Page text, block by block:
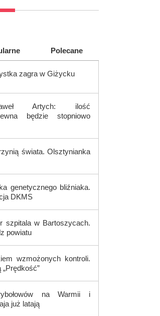
Polecane
zagra w Giżycku
Artych: ilość
będzie stopniowo
świata. Olsztynianka
genetycznego bliźniaka.
DKMS
szpitala w Bartoszycach.
powiatu
wzmożonych kontroli.
na Warmii i
już latają